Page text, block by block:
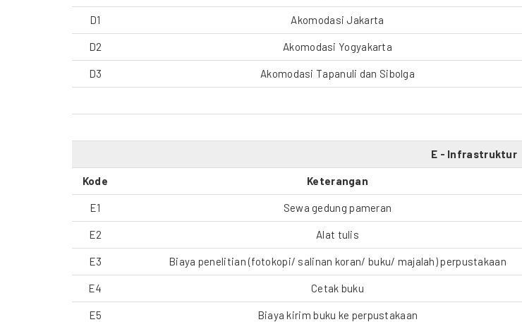
D1 Akomodasi Jakarta
D2 Akomodasi Yogyakarta
D3 Akomodasi Tapanuli dan Sibolga
E - Infrastruktur
Kode Keterangan
E1 Sewa gedung pameran
E2 Alat tulis
E3 Biaya penelitian (fotokopi/ salinan koran/ buku/ majalah) perpustakaan
E4 Cetak buku
E5 Biaya kirim buku ke perpustakaan